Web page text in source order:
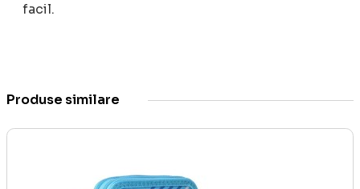
facil.
Produse similare